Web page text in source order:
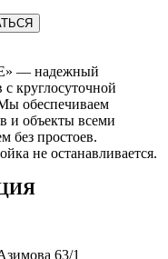
— надежный
круглосуточной
обеспечиваем
и объекты всеми
без простоев.
не останавливается.
63/1